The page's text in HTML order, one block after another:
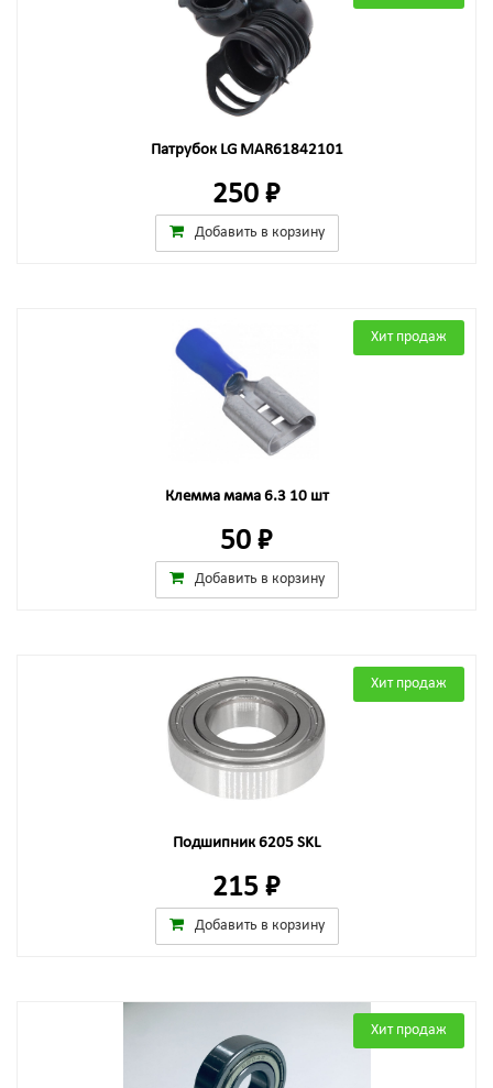
Патрубок LG MAR61842101
250 ₽
Добавить в корзину
Хит продаж
Клемма мама 6.3 10 шт
50 ₽
Добавить в корзину
Хит продаж
Подшипник 6205 SKL
215 ₽
Добавить в корзину
Хит продаж